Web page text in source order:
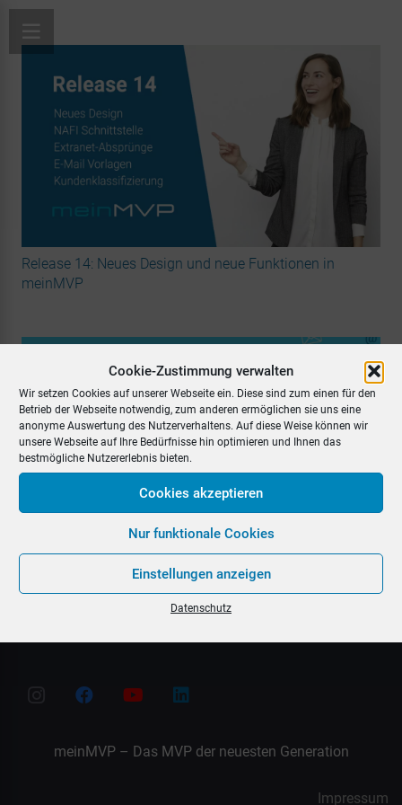
Cookie-Zustimmung verwalten
Wir setzen Cookies auf unserer Webseite ein. Diese sind zum einen für den
Betrieb der Webseite notwendig, zum anderen ermöglichen sie uns eine
anonyme Auswertung des Nutzerverhaltens. Auf diese Weise können wir
unsere Webseite auf Ihre Bedürfnisse hin optimieren und Ihnen das
bestmögliche Nutzererlebnis bieten.
Cookies akzeptieren
Nur funktionale Cookies
Einstellungen anzeigen
Datenschutz
Release 14: Neues Design und neue Funktionen in
meinMVP
Release 21: E-Mail Versand in meinMVP
meinMVP – Das MVP der neuesten Generation
Impressum